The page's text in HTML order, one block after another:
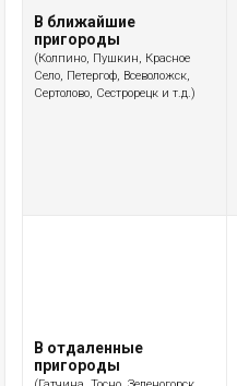
В ближайшие
пригороды
(Колпино, Пушкин, Красное
Село, Петергоф, Всеволожск,
Сертолово, Сестрорецк и т.д.)
В отдаленные
пригороды